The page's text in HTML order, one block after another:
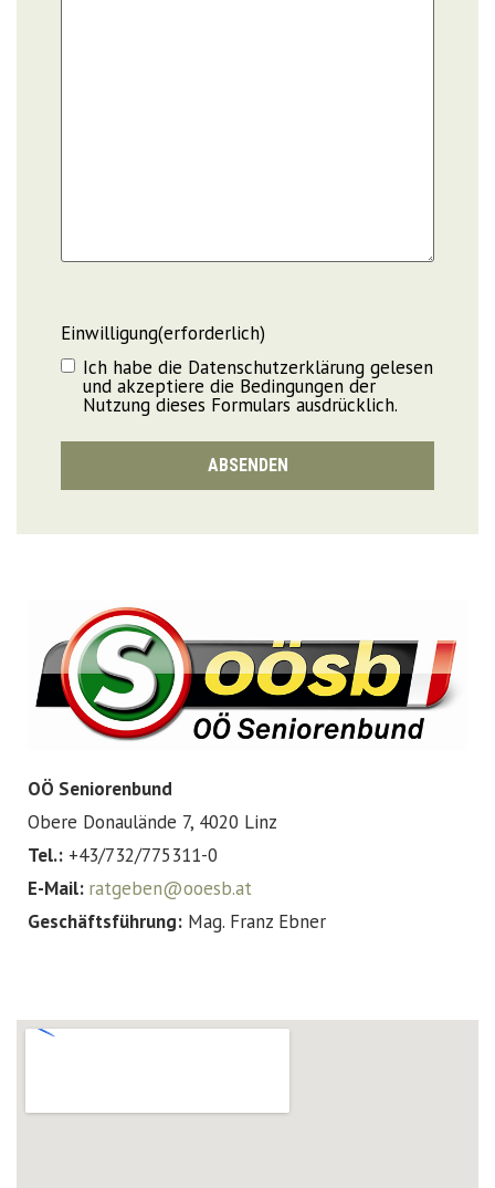
Einwilligung(erforderlich)
Ich habe die Datenschutzerklärung gelesen
und akzeptiere die Bedingungen der
Nutzung dieses Formulars ausdrücklich.
OÖ Seniorenbund
Obere Donaulände 7, 4020 Linz
Tel.: +43/732/775311-0
E-Mail: ratgeben@ooesb.at
Geschäftsführung: Mag. Franz Ebner